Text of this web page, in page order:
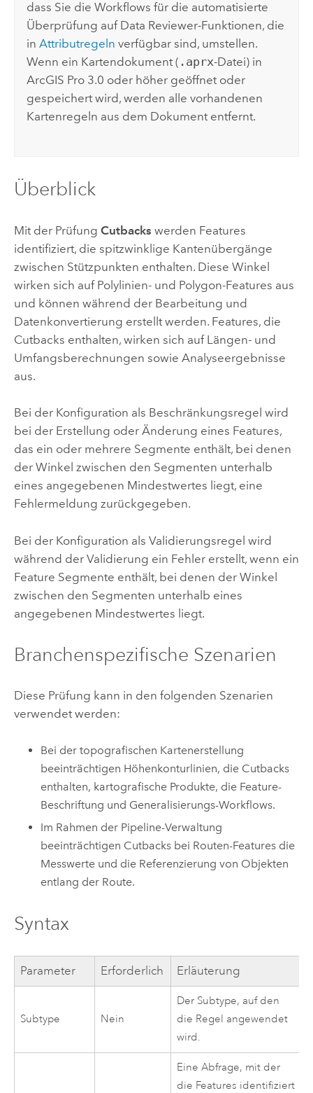
dass Sie die Workflows für die automatisierte
Überprüfung auf Data Reviewer-Funktionen, die
inAttributregeln verfügbar sind, umstellen.
Wenn ein Kartendokument ( .aprx-Datei) in
ArcGIS Pro 3.0 oder höher geöffnet oder
gespeichert wird, werden alle vorhandenen
Kartenregeln aus dem Dokument entfernt.
Überblick
Mit der Prüfung Cutbacks werden Features
identifiziert, die spitzwinklige Kantenübergänge
zwischen Stützpunkten enthalten. Diese Winkel
wirken sich auf Polylinien- und Polygon-Features aus
und können während der Bearbeitung und
Datenkonvertierung erstellt werden. Features, die
Cutbacks enthalten, wirken sich auf Längen- und
Umfangsberechnungen sowie Analyseergebnisse
aus.
Bei der Konfiguration als Beschränkungsregel wird
bei der Erstellung oder Änderung eines Features,
das ein oder mehrere Segmente enthält, bei denen
der Winkel zwischen den Segmenten unterhalb
eines angegebenen Mindestwertes liegt, eine
Fehlermeldung zurückgegeben.
Bei der Konfiguration als Validierungsregel wird
während der Validierung ein Fehler erstellt, wenn ein
Feature Segmente enthält, bei denen der Winkel
zwischen den Segmenten unterhalb eines
angegebenen Mindestwertes liegt.
Branchenspezifische Szenarien
Diese Prüfung kann in den folgenden Szenarien
verwendet werden:
Bei der topografischen Kartenerstellung
beeinträchtigen Höhenkonturlinien, die Cutbacks
enthalten, kartografische Produkte, die Feature-
Beschriftung und Generalisierungs-Workflows.
Im Rahmen der Pipeline-Verwaltung
beeinträchtigen Cutbacks bei Routen-Features die
Messwerte und die Referenzierung von Objekten
entlang der Route.
Syntax
Parameter Erforderlich Erläuterung
Subtype Nein
Der Subtype, auf den
die Regel angewendet
wird.
Eine Abfrage, mit der
die Features identifiziert